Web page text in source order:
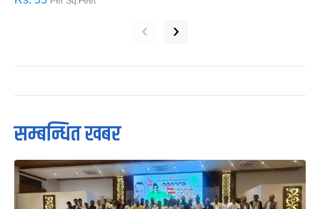
‹ ›
सम्बन्धित खबर